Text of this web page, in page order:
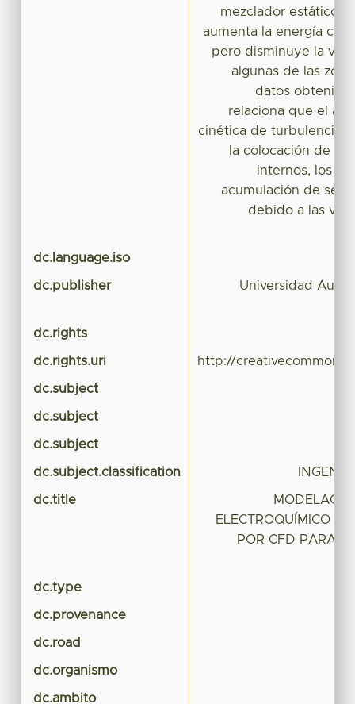
mezclador estático
aumenta la energía
pero disminuye la
algunas de las
datos
relaciona que el
cinética de turbulencia
la colocación de
internos, los
acumulación de
debido a las
dc.language.iso
dc.publisher Universidad
dc.rights
dc.rights.uri http://
dc.subject
dc.subject
dc.subject
dc.subject.classification
dc.title
ELECTROQUÍMICO
POR CFD PARA
dc.type
dc.provenance
dc.road
dc.organismo
dc.ambito